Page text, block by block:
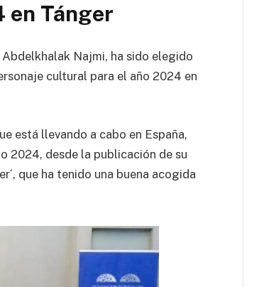
en Tánger
Najmi, ha sido elegido
cultural para el año 2024 en
está llevando a cabo en España,
2024, desde la publicación de su
que ha tenido una buena acogida